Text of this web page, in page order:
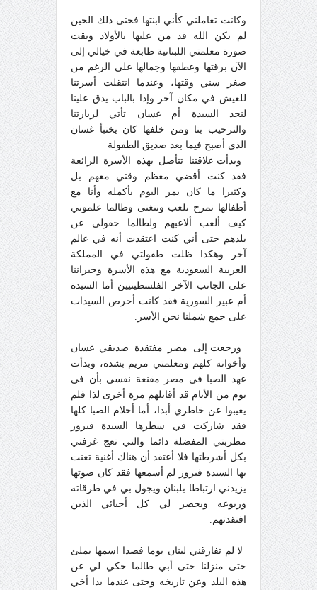
وكانت تعاملني كأني ابنتها فحتى ذلك الحين
لم يكن الله قد من عليها بالأولاد وبقت
صورة معلمتي اللبنانية طابعة في خيالي إلى
الآن برقتها وعطفها وجمالها على الرغم من
صغر سني وقتها، وعندما انتقلت أسرتنا
للعيش في مكان آخر وإذا بالباب يدق علينا
لنجد السيدة أم غسان تأتي لزيارتنا
والترحيب بنا ومن خلفها كان يختبأ غسان
الذي أصبح فيما بعد صديق الطفولة
وبدأت علاقتنا تتأصل بهذه الأسرة الرائعة
فقد كنت أقضي معظم وقتي معهم بل
وكثيرا ما كان يمر اليوم بأكمله وأنا مع
أطفالها نمرح نلعب ونتغنى وطالما علموني
كيف ألعب ألاعبهم ولطالما حقولي عن
بلدهم حتى أني كنت اعتقدت أنه في عالم
آخر وهكذا ظلت طفولتي في المملكة
العربية السعودية مع هذه الأسرة وجيراننا
على الجانب الآخر الفلسطينيين أما السيدة
أم عبير السورية فقد كانت أحرص السيدات
على جمع شملنا نحن الأسر.
ورجعت إلى مصر مفتقدة صديقي غسان
وأخواته كلهم ومعلمتي مريم بشدة، وبدأت
عهد الصبا في مصر مقنعة نفسي بأن في
يوم من الأيام قد أقابلهم مرة أخرى لذا فلم
يغيبوا عن خاطري أبدا، أما أحلام الصبا كلها
فقد شاركت في سطرها السيدة فيروز
مطربتي المفضلة دائما والتي تعج غرفتي
بكل أشرطتها فلا أعتقد أن هناك أغنية تغنت
بها السيدة فيروز لم أسمعها فقد كان صوتها
يزيدني ارتباطا بلبنان ويجول بي في طرقاته
وربوعه ويحضر لي كل أحبائي الذين
افتقدتهم.
لا لم تفارقني لبنان يوما فصدا اسمها يملئ
حتى منزلنا حتى أبي طالما حكي لي عن
هذه البلد وعن تاريخه وحتى عندما بدا أخي